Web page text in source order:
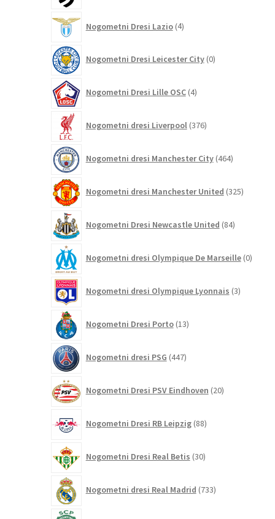
Nogometni Dresi Lazio 4izdelki
Nogometni Dresi Leicester City 0izdelkov
Nogometni Dresi Lille OSC 4izdelki
Nogometni dresi Liverpool 376izdelkov
Nogometni dresi Manchester City 464izdelkov
Nogometni dresi Manchester United 325izdelkov
Nogometni Dresi Newcastle United 84izdelkov
Nogometni dresi Olympique De Marseille 0
Nogometni dresi Olympique Lyonnais 3izdelki
Nogometni Dresi Porto 13izdelkov
Nogometni dresi PSG 447izdelkov
Nogometni Dresi PSV Eindhoven 20izdelkov
Nogometni Dresi RB Leipzig 88izdelkov
Nogometni Dresi Real Betis 30izdelkov
Nogometni dresi Real Madrid 733izdelkov